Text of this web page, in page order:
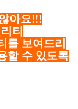
아요!!!
티
를 보여드리
할 수 있도록